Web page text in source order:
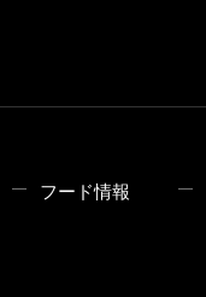
フード情報